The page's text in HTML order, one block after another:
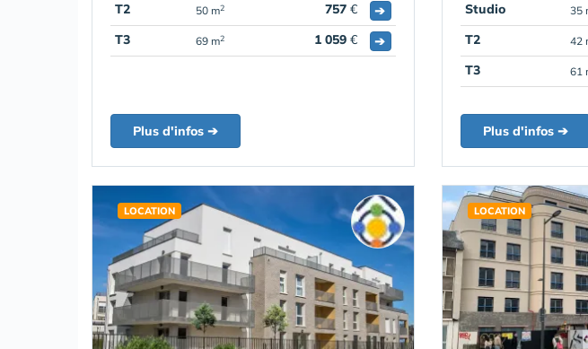
T2 50 m2 757 €
➔
T3
69 m2 1 059 € ➔
Plus d'infos ➔
Studio 35
T2
42
T3
61
Plus d'infos ➔
LOCATION LOCATION